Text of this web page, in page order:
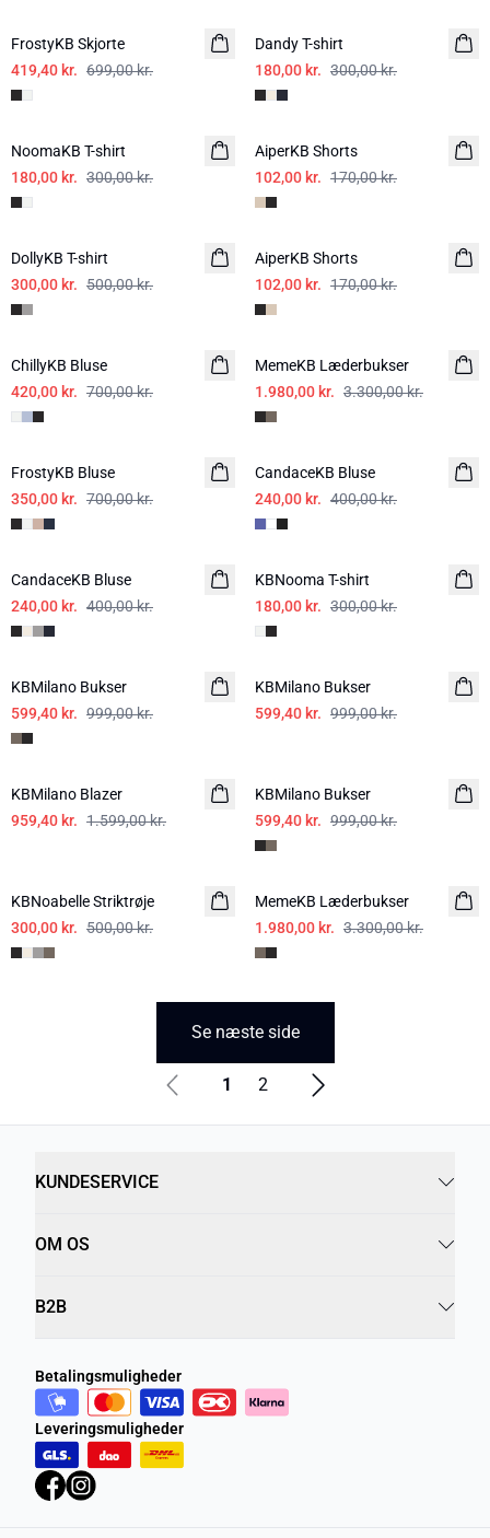
FrostyKB Skjorte
419,40 kr. 699,00 kr.
Dandy T-shirt
180,00 kr. 300,00 kr.
-40%
NoomaKB T-shirt
180,00 kr. 300,00 kr.
-40%
AiperKB Shorts
102,00 kr. 170,00 kr.
-40%
DollyKB T-shirt
300,00 kr. 500,00 kr.
-40%
AiperKB Shorts
102,00 kr. 170,00 kr.
-40%
ChillyKB Bluse
420,00 kr. 700,00 kr.
-40%
MemeKB Læderbukser
1.980,00 kr. 3.300,00 kr.
-50%
FrostyKB Bluse
350,00 kr. 700,00 kr.
-40%
CandaceKB Bluse
240,00 kr. 400,00 kr.
-40%
CandaceKB Bluse
240,00 kr. 400,00 kr.
-40%
KBNooma T-shirt
180,00 kr. 300,00 kr.
-40%
KBMilano Bukser
599,40 kr. 999,00 kr.
-40%
KBMilano Bukser
599,40 kr. 999,00 kr.
-40%
KBMilano Blazer
959,40 kr. 1.599,00 kr.
KBMilano Bukser
599,40 kr. 999,00 kr.
KBNoabelle Striktrøje
300,00 kr. 500,00 kr.
-40%
MemeKB Læderbukser
1.980,00 kr. 3.300,00 kr.
Se næste side
1 2
KUNDESERVICE
OM OS
B2B
Betalingsmuligheder
Leveringsmuligheder